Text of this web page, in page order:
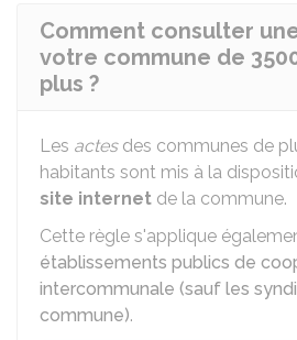
Comment consulter
votre commune de
plus ?
Les actesdes communes de
habitants sont mis à la
site internet de la commune.
Cette règle s'applique
établissements publics de
intercommunale (sauf les
commune).